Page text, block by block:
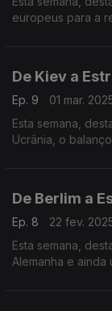
europeus para a
De Kiev a
Ep. 9
01 mar.
Esta semana,
Ucrânia, o
De Berlim a
Ep. 8
22 fev.
Esta semana,
Alemanha e ainda